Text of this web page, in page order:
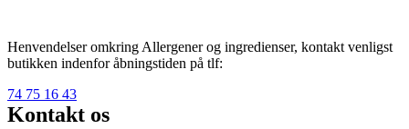
Henvendelser omkring Allergener og ingredienser, kontakt venligst
butikken indenfor åbningstiden på tlf:
74 75 16 43
Kontakt os